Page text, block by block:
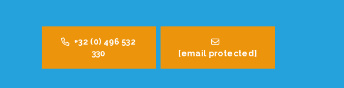
+32 (0) 496 532
330
[email protected]